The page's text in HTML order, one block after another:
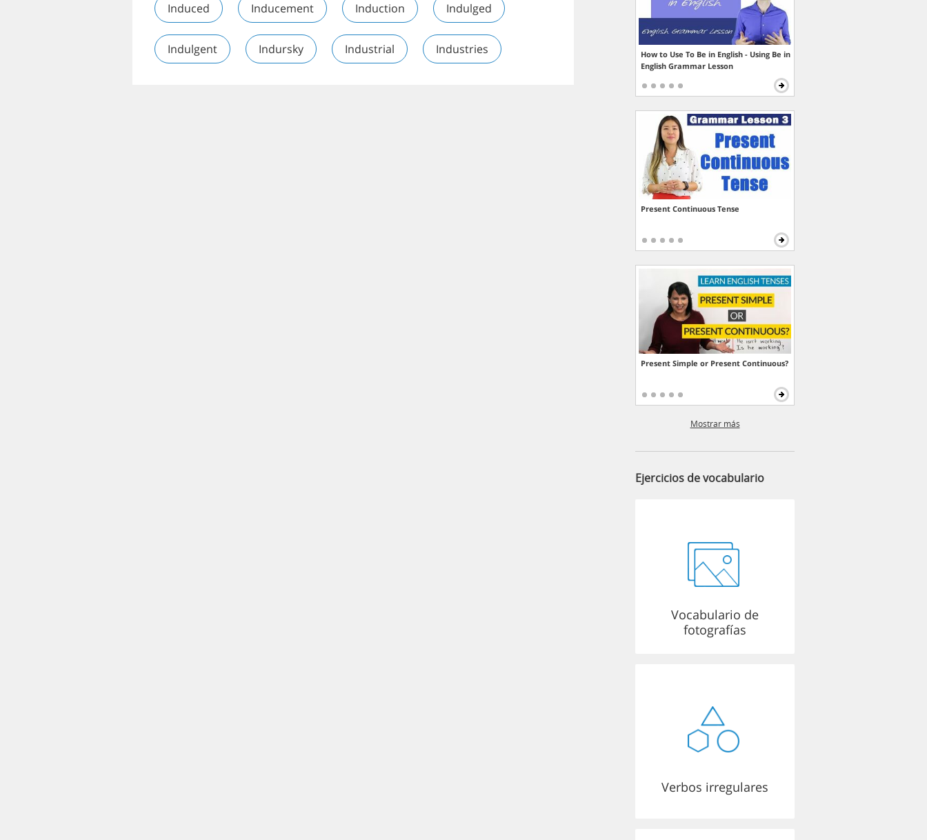
Induced Inducement Induction Indulged
Indulgent Indursky Industrial Industries
How to Use To Be in English - Using Be in
English Grammar Lesson
Present Continuous Tense
Present Simple or Present Continuous?
Mostrar más
Ejercicios de vocabulario
Vocabulario de
fotografías
Verbos irregulares